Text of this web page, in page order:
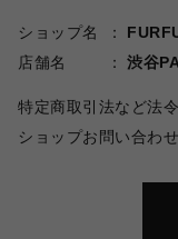
ショップ名
店舗名
渋谷
特定商取引法など法
ショップお問い合わ